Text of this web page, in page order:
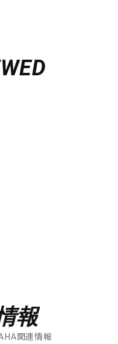
報
関連情報